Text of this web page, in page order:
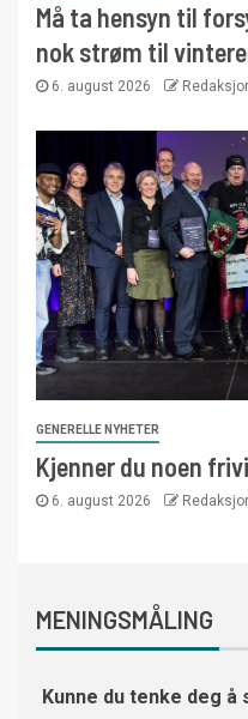
Må ta hensyn til
nok strøm til
6. august 2026
GENERELLE NYHETER
Kjenner du noen
6. august 2026
MENINGSMÅLING
Kunne du tenke deg